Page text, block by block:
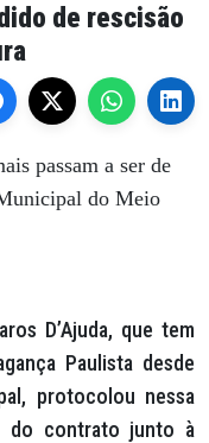
de rescisão
passam a ser de
do Meio
D’Ajuda, que tem
Paulista desde
protocolou nessa
do contrato junto à